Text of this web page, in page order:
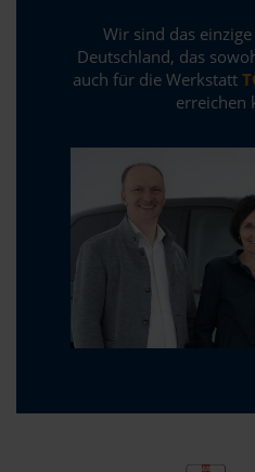
Wir sind das
Deutschland, das
auch für die Werkstatt
erreichen